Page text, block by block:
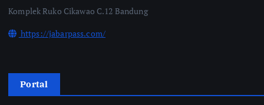
Komplek Ruko Cikawao C.12 Bandung
https://jabarpass.com/
Portal